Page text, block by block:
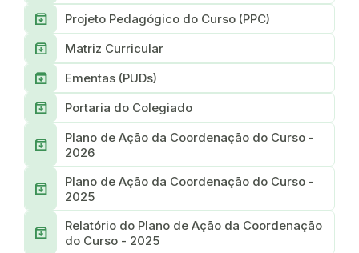
Archive Projeto Pedagógico do Curso (PPC)
Archive Matriz Curricular
Archive Ementas (PUDs)
Archive Portaria do Colegiado
Archive
Plano de Ação da Coordenação do Curso -
2026
Archive
Plano de Ação da Coordenação do Curso -
2025
Archive
Relatório do Plano de Ação da Coordenação
do Curso - 2025